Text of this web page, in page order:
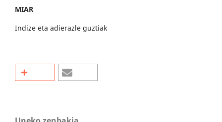
MIAR
Indize eta adierazle guztiak